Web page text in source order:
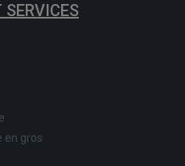
SERVICES
en gros